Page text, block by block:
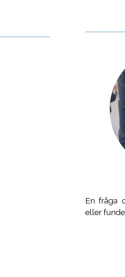
En fråga
eller